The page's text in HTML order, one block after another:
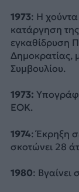
1973: Η
κατάργηση
εγκαθίδρυση
Δημοκρατίας,
Συμβουλίου.
1973:
ΕΟΚ.
1974: Έκρηξη
σκοτώνει 28
1980: Βγαίνει